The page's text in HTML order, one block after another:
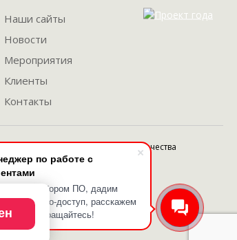
по работе с
с выбором ПО, дадим
демо-доступ, расскажем
Обращайтесь!
Наши сайты
Новости
Мероприятия
Клиенты
Контакты
Возврат Карта сайта
Служба качества